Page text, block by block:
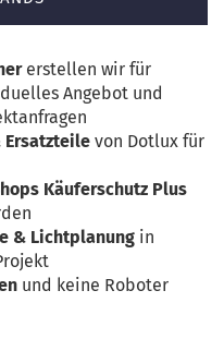
erstellen wir für
Angebot und
Ersatzteile von Dotlux für
Käuferschutz Plus
& Lichtplanung in
und keine Roboter